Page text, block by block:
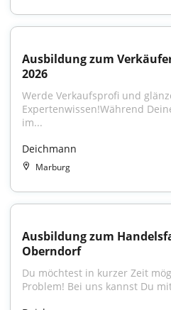
Ausbildung zum
2026
Werde Verkaufsprofi und
Expertenwissen!Während
im...
Deichmann
Marburg
Ausbildung zum
Oberndorf
Du möchtest in kurzer Zeit
Problem! Bei uns kannst Du